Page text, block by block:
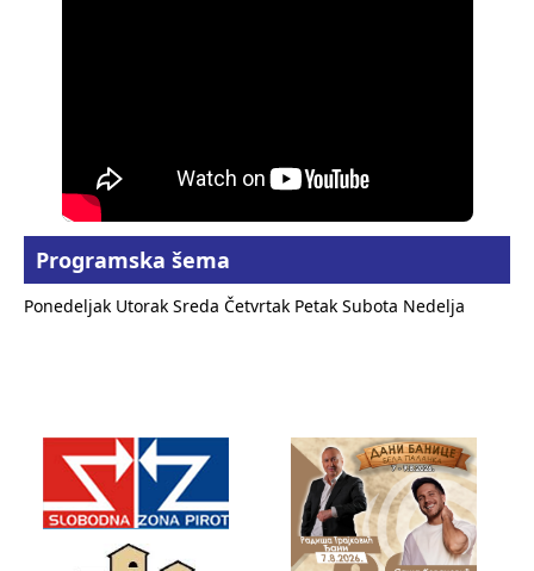
Programska šema
Ponedeljak Utorak Sreda Četvrtak Petak Subota Nedelja